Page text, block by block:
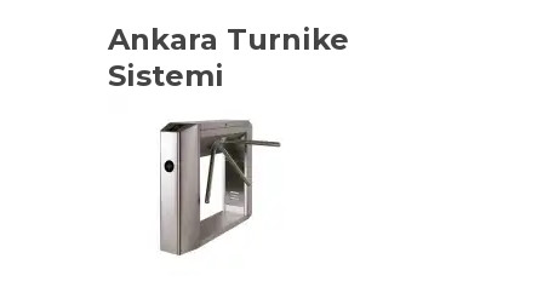
Ankara Turnike
Sistemi